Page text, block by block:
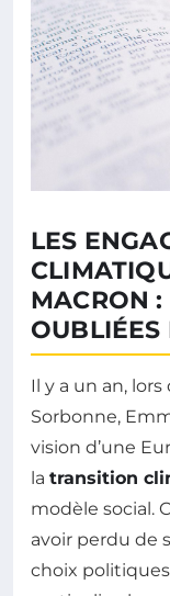
LES
MACRON :
OUBLIÉES
Il y a un an,
Sorbonne,
vision d’une
la transition
modèle social.
avoir perdu de
choix